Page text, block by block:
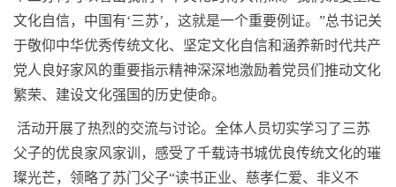
文化自信，中国有‘三苏’，这就是一个重要例证。 ”总书记关
于敬仰中华优秀传统文化、坚定文化自信和涵养新时代共产
党人良好家风的重要指示精神深深地激励着党员们推动文化
繁荣、建设文化强国的历史使命。
活动开展了热烈的交流与讨论。全体人员切实学习了三苏
父子的优良家风家训，感受了千载诗书城优良传统文化的璀
璨光芒，领略了苏门父子“读书正业、慈孝仁爱、非义不